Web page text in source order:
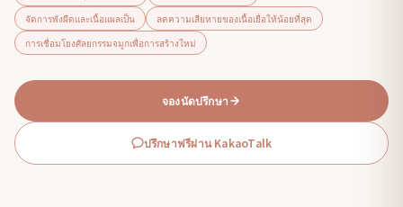
จัดการพังผืดและเนื้อแผลเป็น
ลดความเสียหายของเนื้อเยื่อให้น้อยที่สุด
การเชื่อมโยงศัลยกรรมจมูกเพื่อการสร้างใหม่
จองนัดปรึกษา
ปรึกษาฟรีผ่าน KakaoTalk